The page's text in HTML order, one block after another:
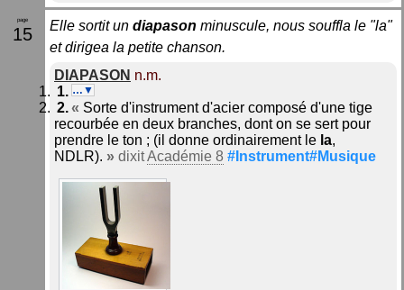
15 Elle sortit un diapason minuscule, nous souffla le "la"
et dirigea la petite chanson.
DIAPASON n.m.
…▼
« Sorte d'instrument d'acier composé d'une tige
recourbée en deux branches, dont on se sert pour
prendre le ton ; (il donne ordinairement le la,
NDLR). » dixitAcadémie 8 #Instrument#Musique